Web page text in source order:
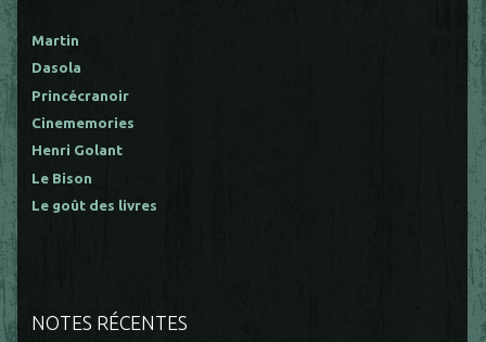
Martin
Dasola
Princécranoir
Cinememories
Henri Golant
Le Bison
Le goût des livres
NOTES RÉCENTES